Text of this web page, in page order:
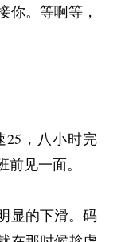
你。等啊等，
25，八小时完
见一面。
显的下滑。码